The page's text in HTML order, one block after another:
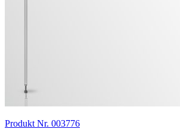
Produkt Nr. 003776